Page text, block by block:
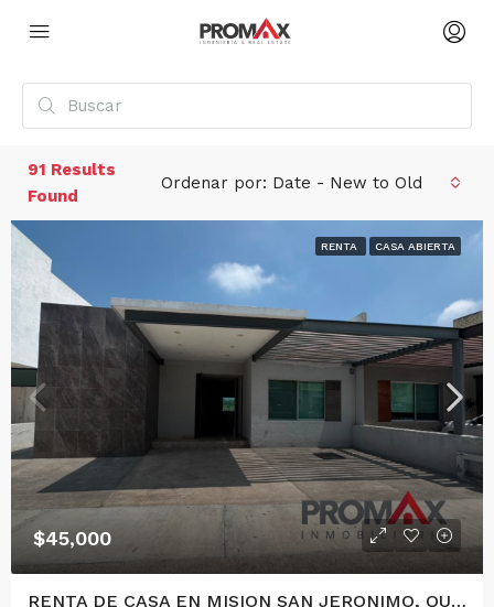
91 Results
Found
Ordenar por: Date - New to Old
RENTA CASA ABIERTA
$45,000
RENTA DE CASA EN MISION SAN JERONIMO, QUERETARO